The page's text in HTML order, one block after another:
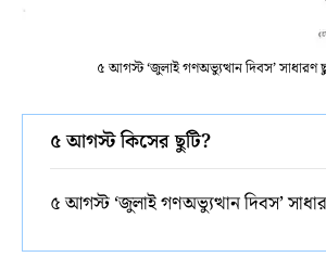
৫ আগস্ট ‘জুলাই গণঅভ্যুত্থান দিবস’ সাধারণ
৫ আগস্ট কিসের ছুটি?
৫ আগস্ট ‘জুলাই গণঅভ্যুত্থান দিবস’